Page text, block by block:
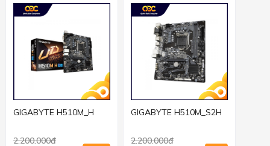
GIGABYTE H510M_H
2.200.000đ
GIGABYTE H510M_S2H
2.200.000đ